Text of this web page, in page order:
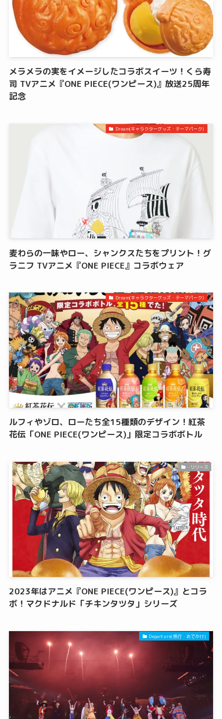
メラメラの実をイメージしたコラボスイーツ！くら寿
司 TVアニメ『ONE PIECE(ワンピース)』放送25周年
記念
Dream(キャラクターグッズ・テーマパーク)
麦わらの一味やロー、シャンクスたちをプリント！グ
ラニフ TVアニメ『ONE PIECE』コラボウェア
Dream(キャラクターグッズ・テーマパーク)
ルフィやゾロ、ローたち全15種類のデザイン！紅茶
花伝「ONE PIECE(ワンピース)」限定コラボボトル
-リリース
2023年はアニメ『ONE PIECE(ワンピース)』とコラ
ボ！マクドナルド「チキンタツタ」シリーズ
Departure(旅行・おでかけ)